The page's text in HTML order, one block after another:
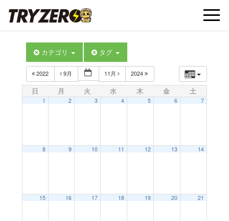
t
カテゴリ タグ
2022 9月 11月 2024
日 月 火 水 木 金 土
1 2 3 4 5 6 7
8 9 10 11 12 13 14
15 16 17 18 19 20 21